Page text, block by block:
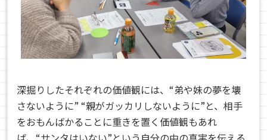
深掘りしたそれぞれの価値観には、“弟や妹の夢を壊
さないように” “親がガッカリしないように”と、相手
をおもんばかることに重きを置く価値観もあれ